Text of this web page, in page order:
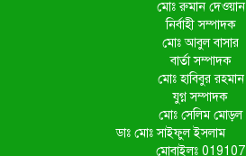
মোঃ রুমান দেওয়ান
নির্বাহী সম্পাদক
মোঃ আবুল বাসার
বার্তা সম্পাদক
মোঃ হাবিবুর রহমান
যুগ্ন সম্পাদক
মোঃ সেলিম মোড়ল
ডাঃ মোঃ সাইফুল ইসলাম
মোবাইলঃ 019107